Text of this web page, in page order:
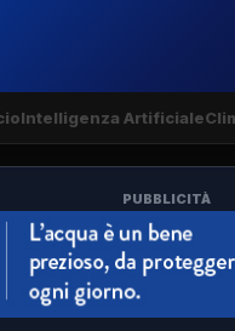
Intelligenza Artificiale
PUBBLICITÀ